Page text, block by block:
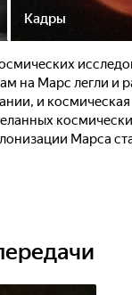
Кадры
на Марс легли и
и
Марса
воде, воздухе
в физиологии